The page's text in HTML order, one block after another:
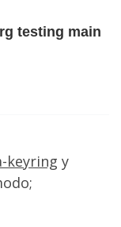
testing main
keyring y